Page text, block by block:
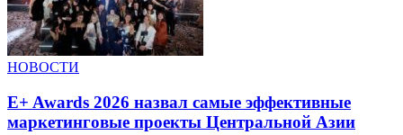
НОВОСТИ
E+ Awards 2026 назвал самые эффективные
маркетинговые проекты Центральной Азии